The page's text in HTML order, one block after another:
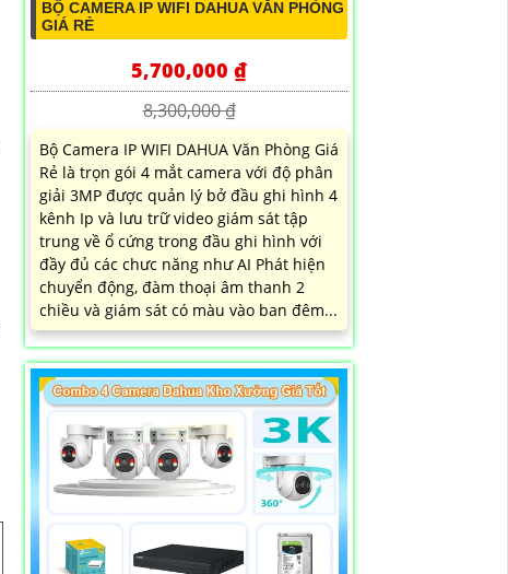
BỘ CAMERA IP WIFI DAHUA VĂN PHÒNG
GIÁ RẺ
5,700,000 ₫
8,300,000 ₫
Bộ Camera IP WIFI DAHUA Văn Phòng Giá
Rẻ là trọn gói 4 mắt camera với độ phân
giải 3MP được quản lý bở đầu ghi hình 4
kênh Ip và lưu trữ video giám sát tập
trung về ổ cứng trong đầu ghi hình với
đầy đủ các chưc năng như AI Phát hiện
chuyển động, đàm thoại âm thanh 2
chiều và giám sát có màu vào ban đêm...